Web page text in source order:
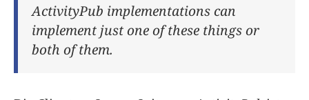
ActivityPub implementations can
implement just one of these things or
both of them.